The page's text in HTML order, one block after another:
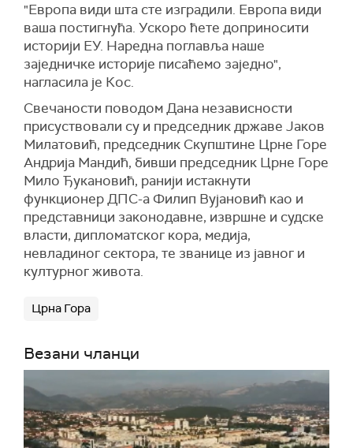
"Европа види шта сте изградили. Европа види
ваша постигнућа. Ускоро ћете доприносити
историји ЕУ. Наредна поглавља наше
заједничке историје писаћемо заједно",
нагласила је Кос.
Свечаности поводом Дана независности
присуствовали су и председник државе Јаков
Милатовић, председник Скупштине Црне Горе
Андрија Мандић, бивши председник Црне Горе
Мило Ђукановић, ранији истакнути
функционер ДПС-а Филип Вујановић као и
представници законодавне, извршне и судске
власти, дипломатског кора, медија,
невладиног сектора, те званице из јавног и
културног живота.
Црна Гора
Везани чланци